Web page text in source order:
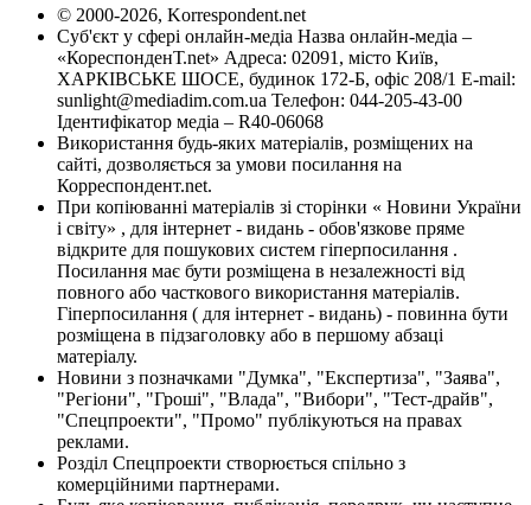
© 2000-2026, Korrespondent.net
Суб'єкт у сфері онлайн-медіа Назва онлайн-медіа –
«КореспонденТ.net» Адреса: 02091, місто Київ,
ХАРКІВСЬКЕ ШОСЕ, будинок 172-Б, офіс 208/1 E-mail:
sunlight@mediadim.com.ua Телефон: 044-205-43-00
Ідентифікатор медіа – R40-06068
Використання будь-яких матеріалів, розміщених на
сайті, дозволяється за умови посилання на
Корреспондент.net.
При копіюванні матеріалів зі сторінки « Новини України
і світу» , для інтернет - видань - обов'язкове пряме
відкрите для пошукових систем гіперпосилання .
Посилання має бути розміщена в незалежності від
повного або часткового використання матеріалів.
Гіперпосилання ( для інтернет - видань) - повинна бути
розміщена в підзаголовку або в першому абзаці
матеріалу.
Новини з позначками "Думка", "Експертиза", "Заява",
"Регіони", "Гроші", "Влада", "Вибори", "Тест-драйв",
"Спецпроекти", "Промо" публікуються на правах
реклами.
Розділ Спецпроекти створюється спільно з
комерційними партнерами.